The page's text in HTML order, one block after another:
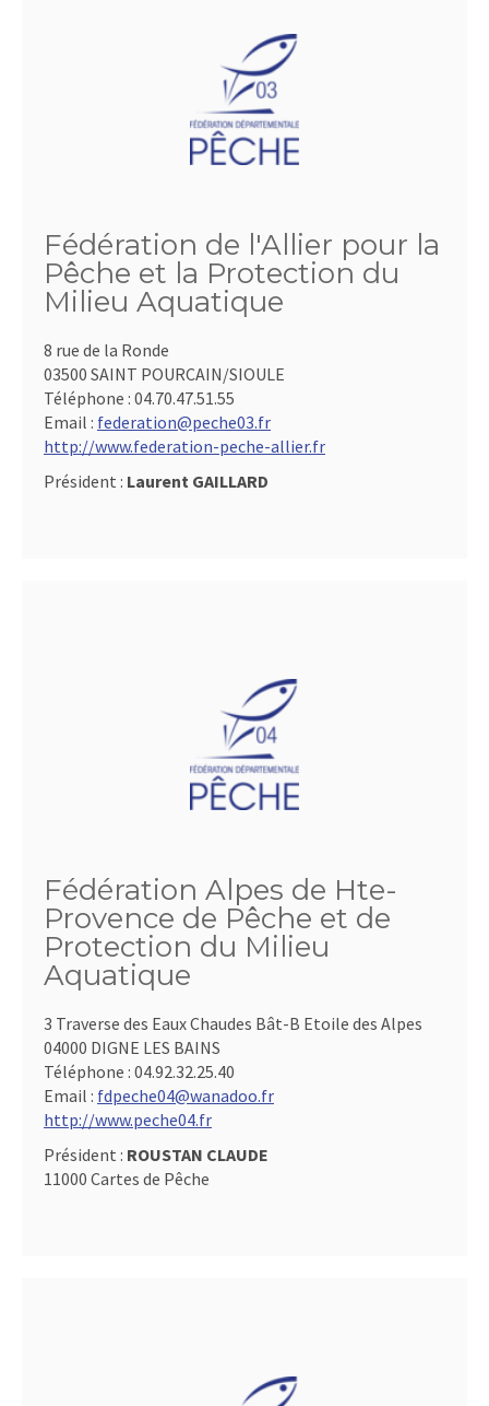
Fédération de l'Allier pour la
Pêche et la Protection du
Milieu Aquatique
8 rue de la Ronde
03500 SAINT POURCAIN/SIOULE
Téléphone : 04.70.47.51.55
Email : federation@peche03.fr
http://www.federation-peche-allier.fr
Président : Laurent GAILLARD
Fédération Alpes de Hte-
Provence de Pêche et de
Protection du Milieu
Aquatique
3 Traverse des Eaux Chaudes Bât-B Etoile des Alpes
04000 DIGNE LES BAINS
Téléphone : 04.92.32.25.40
Email : fdpeche04@wanadoo.fr
http://www.peche04.fr
Président : ROUSTAN CLAUDE
11000 Cartes de Pêche